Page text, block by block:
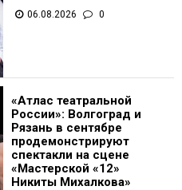
06.08.2026 0
«Атлас театральной
России»: Волгоград и
Рязань в сентябре
продемонстрируют
спектакли на сцене
«Мастерской «12»
Никиты Михалкова»